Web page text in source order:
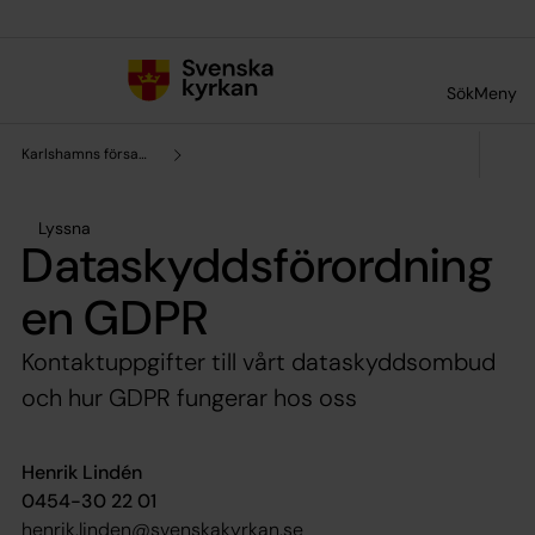
SökMeny
Karlshamns församling
Lyssna
Dataskyddsförordning
en GDPR
Kontaktuppgifter till vårt dataskyddsombud
och hur GDPR fungerar hos oss
Henrik Lindén
0454-30 22 01
henrik.linden@svenskakyrkan.se